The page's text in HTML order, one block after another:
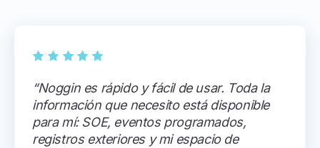
“Noggin es rápido y fácil de usar. Toda la
información que necesito está disponible
para mí: SOE, eventos programados,
registros exteriores y mi espacio de